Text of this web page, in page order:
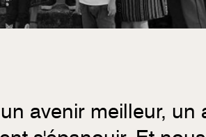
avenir meilleur, un
s'épanouir. Et